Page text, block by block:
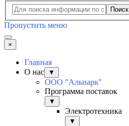
Поиск
Пропустить меню
×
Главная
О нас
▼
ООО "Альпарк"
Программа поставок
▼
Электротехника
▼